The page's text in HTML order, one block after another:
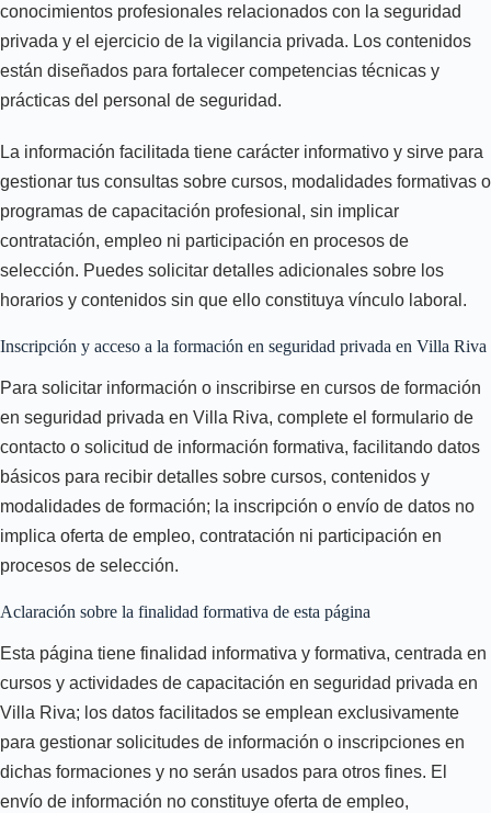
conocimientos profesionales relacionados con la seguridad
privada y el ejercicio de la vigilancia privada. Los contenidos
están diseñados para fortalecer competencias técnicas y
prácticas del personal de seguridad.
La información facilitada tiene carácter informativo y sirve para
gestionar tus consultas sobre cursos, modalidades formativas o
programas de capacitación profesional, sin implicar
contratación, empleo ni participación en procesos de
selección. Puedes solicitar detalles adicionales sobre los
horarios y contenidos sin que ello constituya vínculo laboral.
Inscripción y acceso a la formación en seguridad privada en Villa Riva
Para solicitar información o inscribirse en cursos de formación
en seguridad privada en Villa Riva, complete el formulario de
contacto o solicitud de información formativa, facilitando datos
básicos para recibir detalles sobre cursos, contenidos y
modalidades de formación; la inscripción o envío de datos no
implica oferta de empleo, contratación ni participación en
procesos de selección.
Aclaración sobre la finalidad formativa de esta página
Esta página tiene finalidad informativa y formativa, centrada en
cursos y actividades de capacitación en seguridad privada en
Villa Riva; los datos facilitados se emplean exclusivamente
para gestionar solicitudes de información o inscripciones en
dichas formaciones y no serán usados para otros fines. El
envío de información no constituye oferta de empleo,